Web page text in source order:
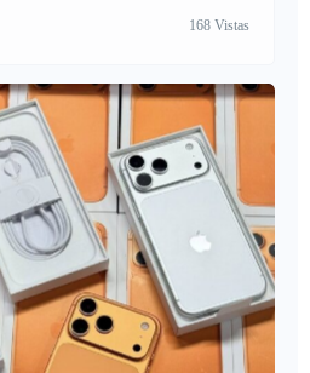
CDJ-3000, Pioneer DJ
DJ DJM-V10-LF , Pioneer
TOUR1 , Pioneer DJM-TOUR1
168 Vistas